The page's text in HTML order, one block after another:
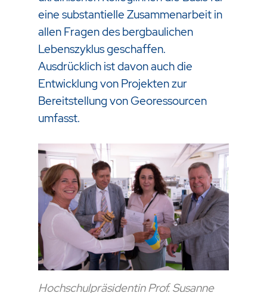
eine substantielle Zusammenarbeit in
allen Fragen des bergbaulichen
Lebenszyklus geschaffen.
Ausdrücklich ist davon auch die
Entwicklung von Projekten zur
Bereitstellung von Georessourcen
umfasst.
Hochschulpräsidentin Prof. Susanne